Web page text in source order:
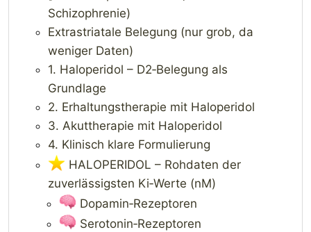
Schizophrenie)
Extrastriatale Belegung (nur grob, da
weniger Daten)
1. Haloperidol – D2‑Belegung als
Grundlage
2. Erhaltungstherapie mit Haloperidol
3. Akuttherapie mit Haloperidol
4. Klinisch klare Formulierung
HALOPERIDOL – Rohdaten der
zuverlässigsten Ki‑Werte (nM)
Dopamin‑Rezeptoren
Serotonin‑Rezeptoren